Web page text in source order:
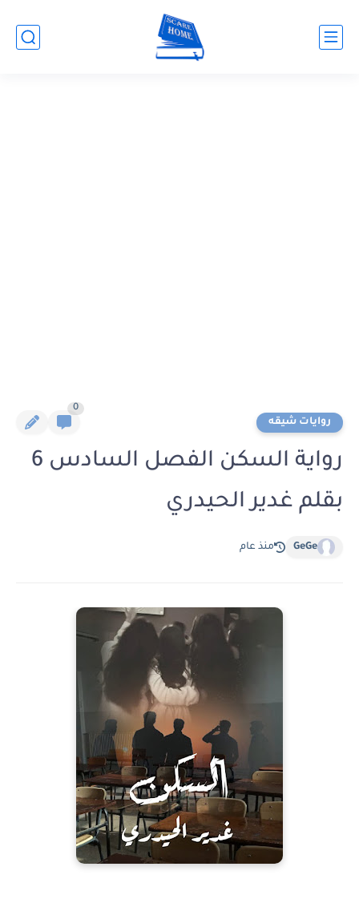
روايات شيقه
0
رواية السكن الفصل السادس 6
بقلم غدير الحيدري
GeGe منذ عام